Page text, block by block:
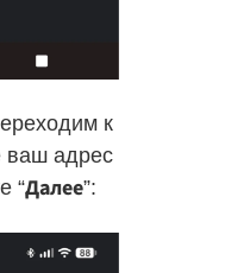
к
ваш адрес
“Далее”: